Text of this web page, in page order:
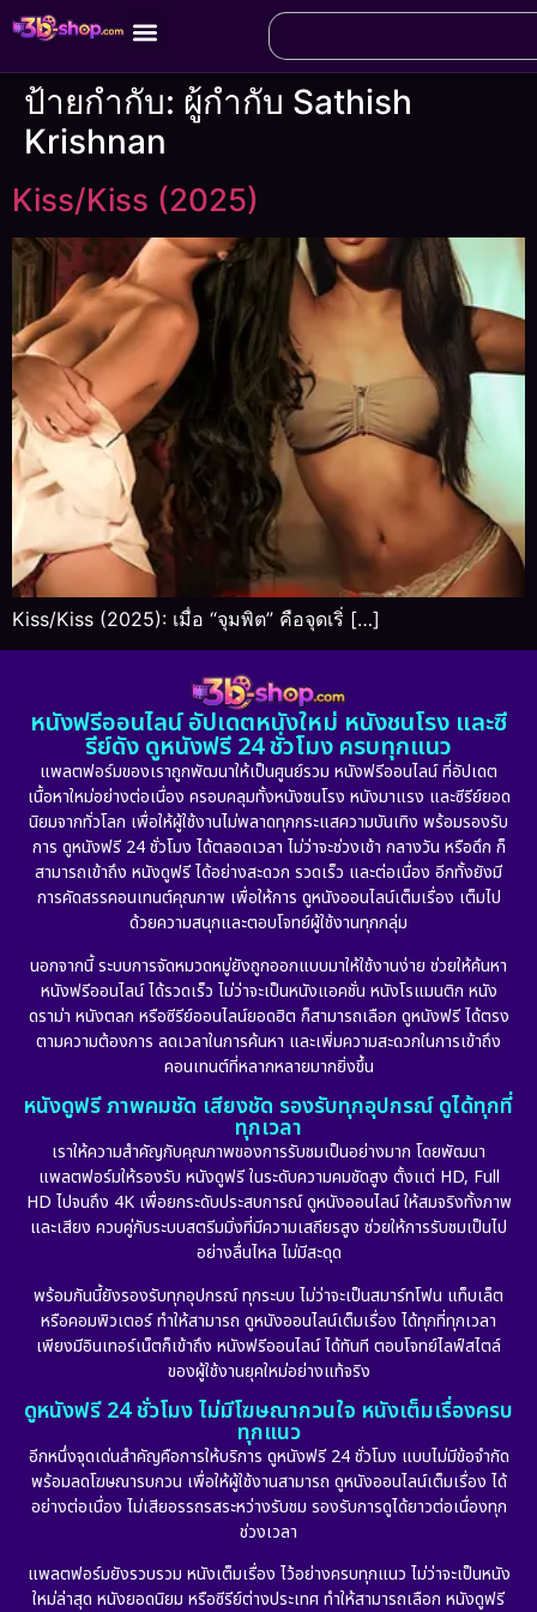
ป้ายกำกับ: ผู้กำกับ Sathish
Krishnan
Kiss/Kiss (2025)
Kiss/Kiss (2025): เมื่อ “จุมพิต” คือจุดเริ่ […]
หนังฟรีออนไลน์ อัปเดตหนังใหม่ หนังชนโรง และซี
รีย์ดัง ดูหนังฟรี 24 ชั่วโมง ครบทุกแนว
แพลตฟอร์มของเราถูกพัฒนาให้เป็นศูนย์รวม หนังฟรีออนไลน์ ที่อัปเดต
เนื้อหาใหม่อย่างต่อเนื่อง ครอบคลุมทั้งหนังชนโรง หนังมาแรง และซีรีย์ยอด
นิยมจากทั่วโลก เพื่อให้ผู้ใช้งานไม่พลาดทุกกระแสความบันเทิง พร้อมรองรับ
การ ดูหนังฟรี 24 ชั่วโมง ได้ตลอดเวลา ไม่ว่าจะช่วงเช้า กลางวัน หรือดึก ก็
สามารถเข้าถึง หนังดูฟรี ได้อย่างสะดวก รวดเร็ว และต่อเนื่อง อีกทั้งยังมี
การคัดสรรคอนเทนต์คุณภาพ เพื่อให้การ ดูหนังออนไลน์เต็มเรื่อง เต็มไป
ด้วยความสนุกและตอบโจทย์ผู้ใช้งานทุกกลุ่ม
นอกจากนี้ ระบบการจัดหมวดหมู่ยังถูกออกแบบมาให้ใช้งานง่าย ช่วยให้ค้นหา
หนังฟรีออนไลน์ ได้รวดเร็ว ไม่ว่าจะเป็นหนังแอคชั่น หนังโรแมนติก หนัง
ดราม่า หนังตลก หรือซีรีย์ออนไลน์ยอดฮิต ก็สามารถเลือก ดูหนังฟรี ได้ตรง
ตามความต้องการ ลดเวลาในการค้นหา และเพิ่มความสะดวกในการเข้าถึง
คอนเทนต์ที่หลากหลายมากยิ่งขึ้น
หนังดูฟรี ภาพคมชัด เสียงชัด รองรับทุกอุปกรณ์ ดูได้ทุกที่
ทุกเวลา
เราให้ความสำคัญกับคุณภาพของการรับชมเป็นอย่างมาก โดยพัฒนา
แพลตฟอร์มให้รองรับ หนังดูฟรี ในระดับความคมชัดสูง ตั้งแต่ HD, Full
HD ไปจนถึง 4K เพื่อยกระดับประสบการณ์ ดูหนังออนไลน์ ให้สมจริงทั้งภาพ
และเสียง ควบคู่กับระบบสตรีมมิ่งที่มีความเสถียรสูง ช่วยให้การรับชมเป็นไป
อย่างลื่นไหล ไม่มีสะดุด
พร้อมกันนี้ยังรองรับทุกอุปกรณ์ ทุกระบบ ไม่ว่าจะเป็นสมาร์ทโฟน แท็บเล็ต
หรือคอมพิวเตอร์ ทำให้สามารถ ดูหนังออนไลน์เต็มเรื่อง ได้ทุกที่ทุกเวลา
เพียงมีอินเทอร์เน็ตก็เข้าถึง หนังฟรีออนไลน์ ได้ทันที ตอบโจทย์ไลฟ์สไตล์
ของผู้ใช้งานยุคใหม่อย่างแท้จริง
ดูหนังฟรี 24 ชั่วโมง ไม่มีโฆษณากวนใจ หนังเต็มเรื่องครบ
ทุกแนว
อีกหนึ่งจุดเด่นสำคัญคือการให้บริการ ดูหนังฟรี 24 ชั่วโมง แบบไม่มีข้อจำกัด
พร้อมลดโฆษณารบกวน เพื่อให้ผู้ใช้งานสามารถ ดูหนังออนไลน์เต็มเรื่อง ได้
อย่างต่อเนื่อง ไม่เสียอรรถรสระหว่างรับชม รองรับการดูได้ยาวต่อเนื่องทุก
ช่วงเวลา
แพลตฟอร์มยังรวบรวม หนังเต็มเรื่อง ไว้อย่างครบทุกแนว ไม่ว่าจะเป็นหนัง
ใหม่ล่าสุด หนังยอดนิยม หรือซีรีย์ต่างประเทศ ทำให้สามารถเลือก หนังดูฟรี